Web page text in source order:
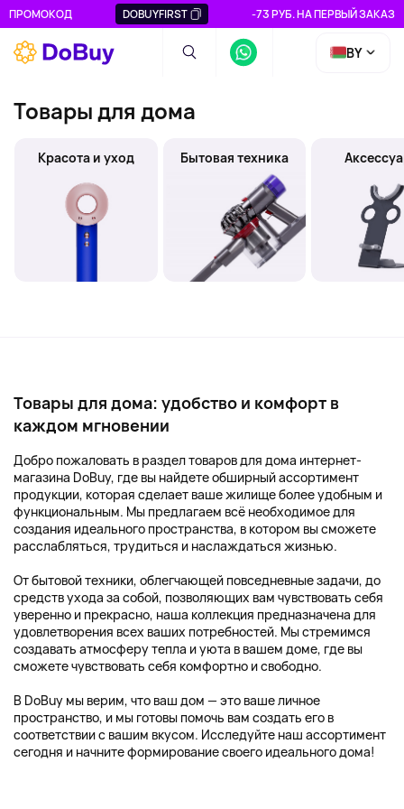
ПРОМОКОД DOBUYFIRST -73 РУБ. НА ПЕРВЫЙ ЗАКАЗ
BY
Товары для дома
Красота и уход Бытовая техника
Товары для дома: удобство и комфорт в
каждом мгновении
Добро пожаловать в раздел товаров для дома интернет-
магазина DoBuy, где вы найдете обширный ассортимент
продукции, которая сделает ваше жилище более удобным и
функциональным. Мы предлагаем всё необходимое для
создания идеального пространства, в котором вы сможете
расслабляться, трудиться и наслаждаться жизнью.
От бытовой техники, облегчающей повседневные задачи, до
средств ухода за собой, позволяющих вам чувствовать себя
уверенно и прекрасно, наша коллекция предназначена для
удовлетворения всех ваших потребностей. Мы стремимся
создавать атмосферу тепла и уюта в вашем доме, где вы
сможете чувствовать себя комфортно и свободно.
В DoBuy мы верим, что ваш дом — это ваше личное
пространство, и мы готовы помочь вам создать его в
соответствии с вашим вкусом. Исследуйте наш ассортимент
сегодня и начните формирование своего идеального дома!